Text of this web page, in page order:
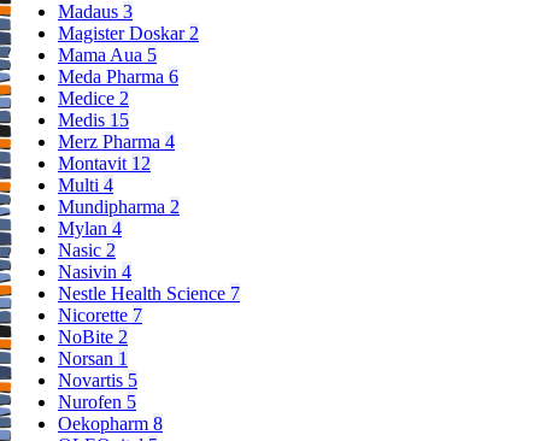
Madaus 3
Magister Doskar2
Mama Aua 5
Meda Pharma 6
Medice 2
Medis 15
Merz Pharma 4
Montavit 12
Multi 4
Mundipharma 2
Mylan 4
Nasic 2
Nasivin 4
Nestle Health Science 7
Nicorette 7
NoBite 2
Norsan 1
Novartis 5
Nurofen 5
Oekopharm 8